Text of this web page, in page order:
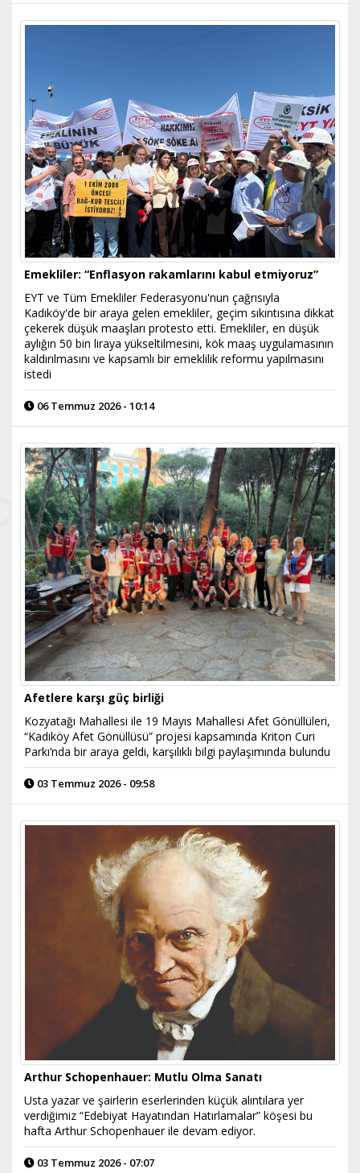
Emekliler: “Enflasyon rakamlarını kabul etmiyoruz”
EYT ve Tüm Emekliler Federasyonu'nun çağrısıyla
Kadıköy'de bir araya gelen emekliler, geçim sıkıntısına dikkat
çekerek düşük maaşları protesto etti. Emekliler, en düşük
aylığın 50 bin liraya yükseltilmesini, kök maaş uygulamasının
kaldırılmasını ve kapsamlı bir emeklilik reformu yapılmasını
istedi
06 Temmuz 2026 - 10:14
Afetlere karşı güç birliği
Kozyatağı Mahallesi ile 19 Mayıs Mahallesi Afet Gönüllüleri,
“Kadıköy Afet Gönüllüsü” projesi kapsamında Kriton Curi
Parkı’nda bir araya geldi, karşılıklı bilgi paylaşımında bulundu
03 Temmuz 2026 - 09:58
Arthur Schopenhauer: Mutlu Olma Sanatı
Usta yazar ve şairlerin eserlerinden küçük alıntılara yer
verdiğimiz “Edebiyat Hayatından Hatırlamalar” köşesi bu
hafta Arthur Schopenhauer ile devam ediyor.
03 Temmuz 2026 - 07:07